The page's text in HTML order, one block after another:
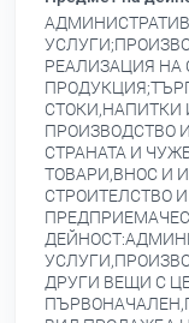
РЕАЛИЗАЦИЯ НА
ПРОИЗВОДСТВО
СТРАНАТА И
ТОВАРИ,ВНОС И
СТРОИТЕЛСТВО И
ДРУГИ ВЕЩИ С